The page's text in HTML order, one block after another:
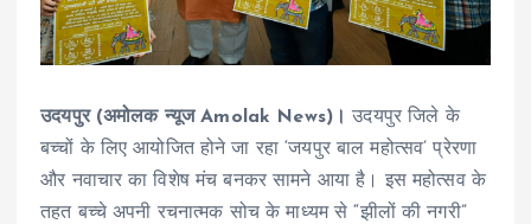
उदयपुर (अमोलक न्यूज Amolak News)।उदयपुर जिले के
बच्चों के लिए आयोजित होने जा रहा ‘जयपुर बाल महोत्सव’ प्रेरणा
और नवाचार का विशेष मंच बनकर सामने आया है। इस महोत्सव के
तहत बच्चे अपनी रचनात्मक सोच के माध्यम से “झीलों की नगरी”